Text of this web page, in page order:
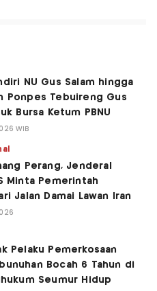
NU Gus Salam hingga
Ponpes Tebuireng Gus
Bursa Ketum PBNU
WIB
Perang, Jenderal
Minta Pemerintah
Jalan Damai Lawan Iran
Pelaku Pemerkosaan
Bocah 6 Tahun di
Seumur Hidup